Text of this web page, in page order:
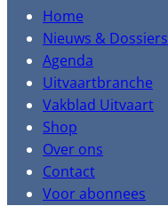
Home
Nieuws & Dossiers
Agenda
Uitvaartbranche
Vakblad Uitvaart
Shop
Over ons
Contact
Voor abonnees